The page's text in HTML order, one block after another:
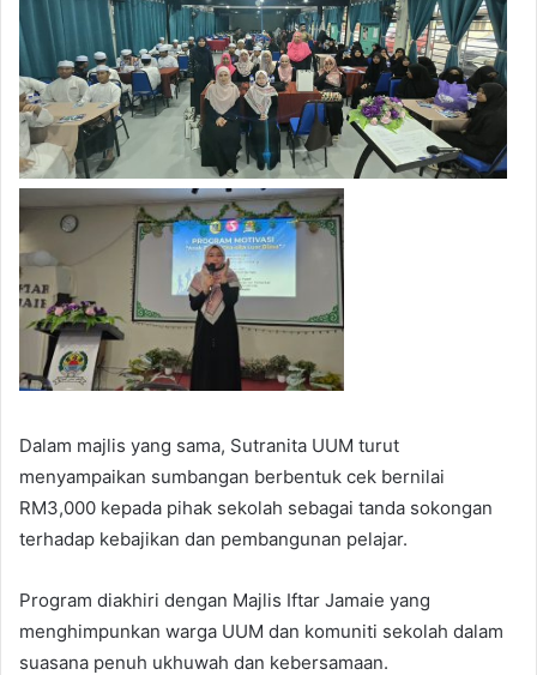
Dalam majlis yang sama, Sutranita UUM turut
menyampaikan sumbangan berbentuk cek bernilai
RM3,000 kepada pihak sekolah sebagai tanda sokongan
terhadap kebajikan dan pembangunan pelajar.
Program diakhiri dengan Majlis Iftar Jamaie yang
menghimpunkan warga UUM dan komuniti sekolah dalam
suasana penuh ukhuwah dan kebersamaan.